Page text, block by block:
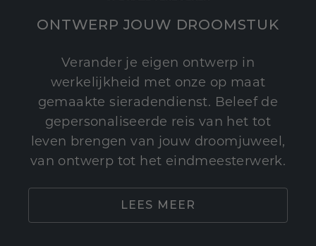
ONTWERP JOUW DROOMSTUK
Verander je eigen ontwerp in
werkelijkheid met onze op maat
gemaakte sieradendienst. Beleef de
gepersonaliseerde reis van het tot
leven brengen van jouw droomjuweel,
van ontwerp tot het eindmeesterwerk.
LEES MEER